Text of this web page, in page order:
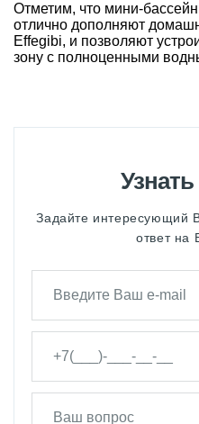
Отметим, что мини-
отлично дополняют
Effegibi, и позволяют
зону с полноценными
Задайте интересующий
ответ на